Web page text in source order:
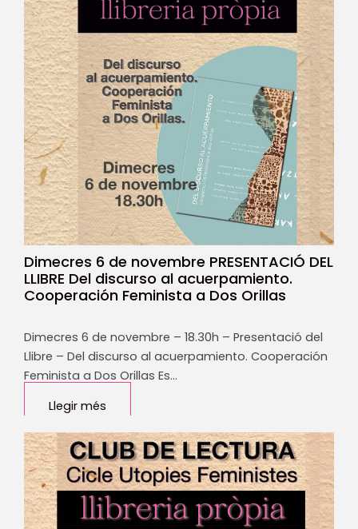
Dimecres 6 de novembre PRESENTACIÓ DEL
LLIBRE Del discurso al acuerpamiento.
Cooperación Feminista a Dos Orillas
Dimecres 6 de novembre – 18.30h – Presentació del
Llibre – Del discurso al acuerpamiento. Cooperación
Feminista a Dos Orillas Es…
Llegir més